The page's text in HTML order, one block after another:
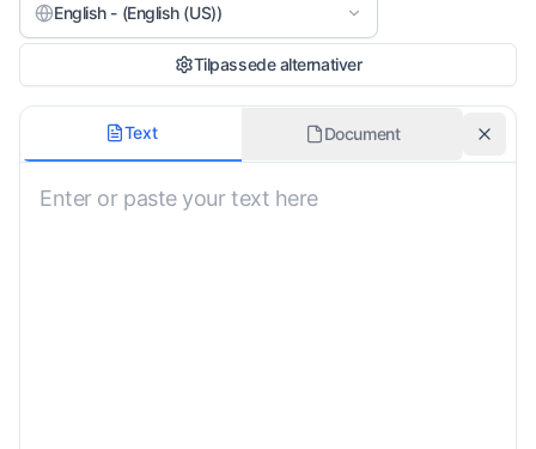
English - (English (US))
Tilpassede alternativer
Nøytral
Domene
Text Document